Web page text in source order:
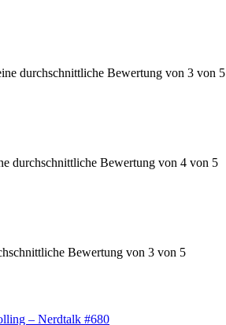
durchschnittliche Bewertung von 3 von 5
durchschnittliche Bewertung von 4 von 5
Bewertung von 3 von 5
– Nerdtalk #680